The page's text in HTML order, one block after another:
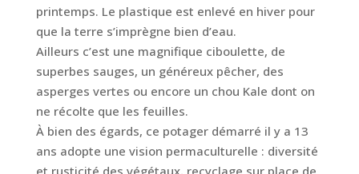
printemps. Le plastique est enlevé en hiver pour
que la terre s’imprègne bien d’eau.
Ailleurs c’est une magnifique ciboulette, de
superbes sauges, un généreux pêcher, des
asperges vertes ou encore un chou Kale dont on
ne récolte que les feuilles.
À bien des égards, ce potager démarré il y a 13
ans adopte une vision permaculturelle : diversité
et rusticité des végétaux, recyclage sur place de